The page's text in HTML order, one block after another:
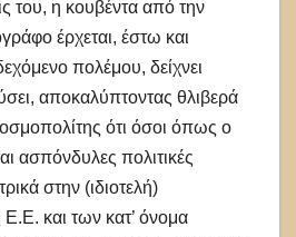
του, η κουβέντα από την
έρχεται, έστω και
πολέμου, δείχνει
αποκαλύπτοντας θλιβερά
ότι όσοι όπως ο
ασπόνδυλες πολιτικές
στην (ιδιοτελή)
και των κατ’ όνομα